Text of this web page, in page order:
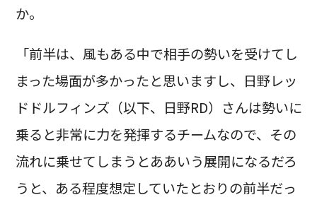
か。
「前半は、風もある中で相手の勢いを受けてし
まった場面が多かったと思いますし、日野レッ
ドドルフィンズ（以下、日野RD）さんは勢いに
乗ると非常に力を発揮するチームなので、その
流れに乗せてしまうとああいう展開になるだろ
うと、ある程度想定していたとおりの前半だっ